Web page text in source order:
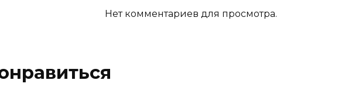
Нет комментариев для просмотра.